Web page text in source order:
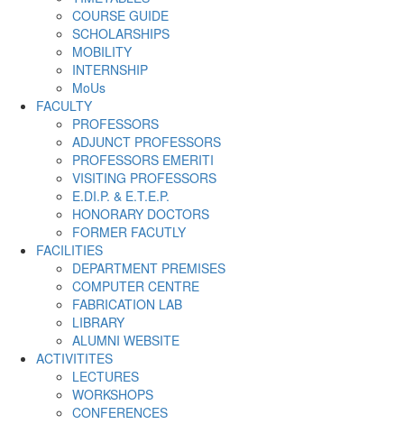
COURSE GUIDE
SCHOLARSHIPS
MOBILITY
INTERNSHIP
MoUs
FACULTY
PROFESSORS
ADJUNCT PROFESSORS
PROFESSORS EMERITI
VISITING PROFESSORS
E.DI.P. & E.T.E.P.
HONORARY DOCTORS
FORMER FACUTLY
FACILITIES
DEPARTMENT PREMISES
COMPUTER CENTRE
FABRICATION LAB
LIBRARY
ALUMNI WEBSITE
ACTIVITITES
LECTURES
WORKSHOPS
CONFERENCES